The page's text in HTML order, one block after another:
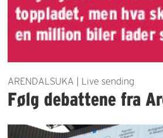
ARENDALSUKA | Live sending
Følg debattene fra